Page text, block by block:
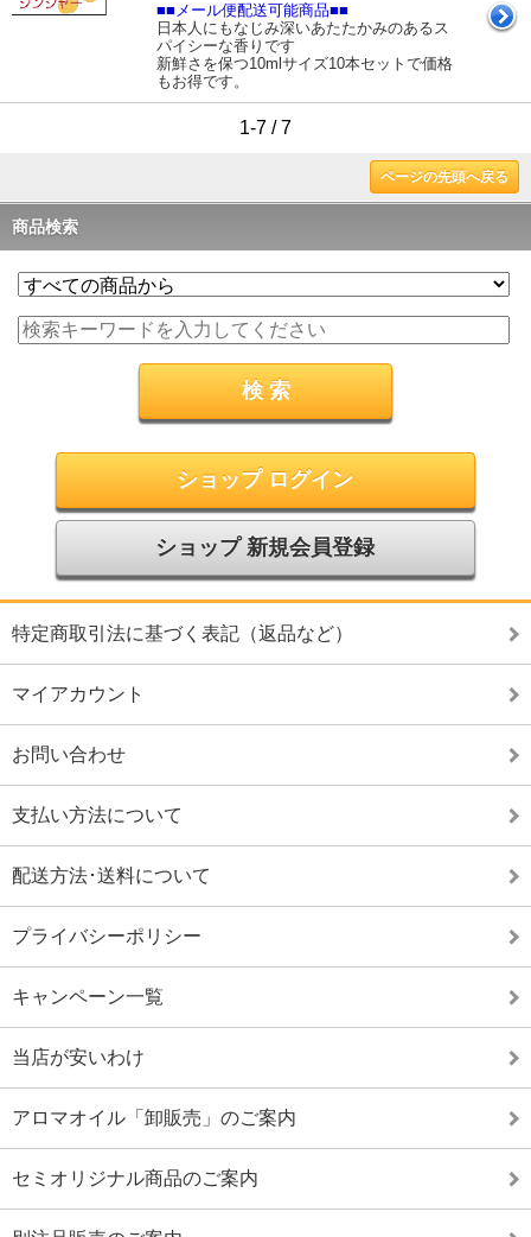
■■メール便配送可能商品■■
日本人にもなじみ深いあたたかみのあるス
パイシーな香りです
新鮮さを保つ10mlサイズ10本セットで価格
もお得です。
1-7 / 7
ページの先頭へ戻る
商品検索
ショップ ログイン
ショップ 新規会員登録
特定商取引法に基づく表記（返品など）
マイアカウント
お問い合わせ
支払い方法について
配送方法･送料について
プライバシーポリシー
キャンペーン一覧
当店が安いわけ
アロマオイル「卸販売」のご案内
セミオリジナル商品のご案内